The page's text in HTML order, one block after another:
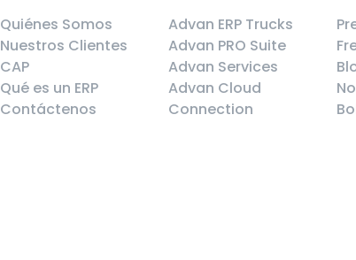
Quiénes Somos
Nuestros Clientes
CAP
Qué es un ERP
Contáctenos
Advan ERP Trucks
Advan PRO Suite
Advan Services
Advan Cloud
Connection